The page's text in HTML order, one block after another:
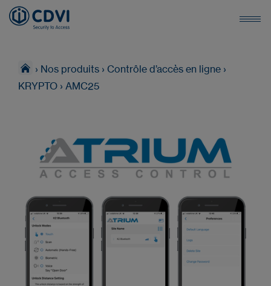
› Nos produits › Contrôle d’accès en ligne ›
KRYPTO › AMC25